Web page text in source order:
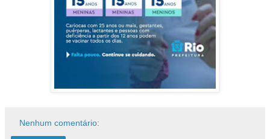
Nenhum comentário: